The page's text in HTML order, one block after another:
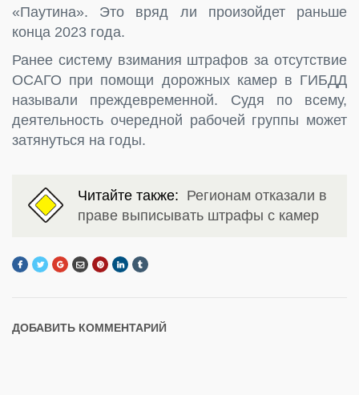
«Паутина». Это вряд ли произойдет раньше
конца 2023 года.
Ранее систему взимания штрафов за отсутствие
ОСАГО при помощи дорожных камер в ГИБДД
называли преждевременной. Судя по всему,
деятельность очередной рабочей группы может
затянуться на годы.
Читайте также: Регионам отказали в
праве выписывать штрафы с камер
ДОБАВИТЬ КОММЕНТАРИЙ